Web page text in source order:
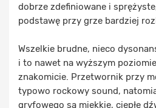
dobrze zdefiniowane i
podstawę przy grze bardziej
Wszelkie brudne, nieco
i to nawet na wyższym
znakomicie. Przetwornik przy
typowo rockowy sound,
gryfowego są miękkie, ciepłe